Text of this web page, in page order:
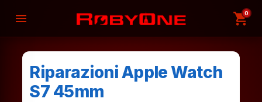
menu shopping_cart
0
Riparazioni Apple Watch
S7 45mm